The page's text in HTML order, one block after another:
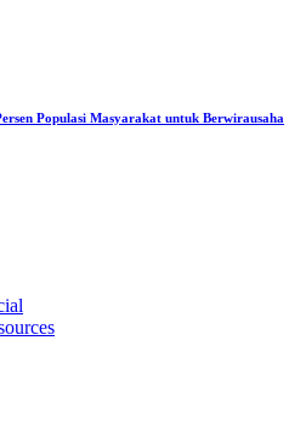
Populasi Masyarakat untuk Berwirausaha